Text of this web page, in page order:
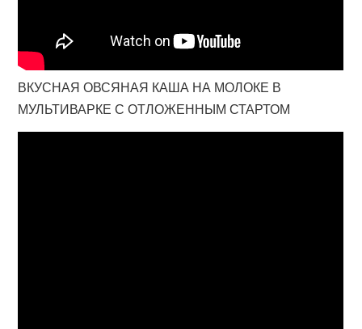
ВКУСНАЯ ОВСЯНАЯ КАША НА МОЛОКЕ В
МУЛЬТИВАРКЕ С ОТЛОЖЕННЫМ СТАРТОМ